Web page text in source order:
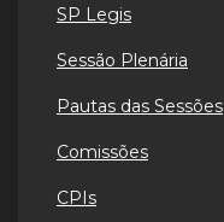
SP Legis
Sessão Plenária
Pautas das Sessões
Comissões
CPIs